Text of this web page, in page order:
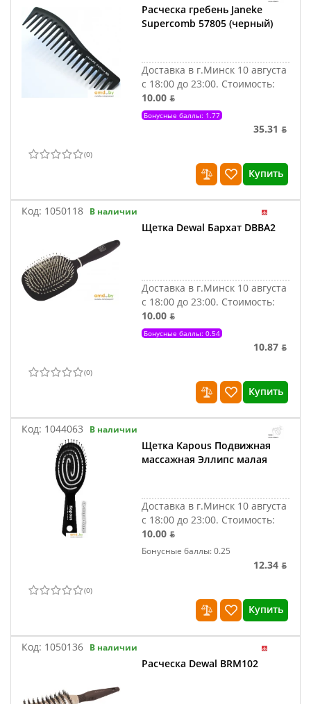
Расческа гребень Janeke
Supercomb 57805 (черный)
Доставка в г.Минск 10 августа
с 18:00 до 23:00. Стоимость:
10.00 ƃ
Бонусные баллы: 1.77
35.31 ƃ
(0)
Купить
Код: 1050118 В наличии
Щетка Dewal Бархат DBBA2
Доставка в г.Минск 10 августа
с 18:00 до 23:00. Стоимость:
10.00 ƃ
Бонусные баллы: 0.54
10.87 ƃ
(0)
Купить
Код: 1044063 В наличии
Щетка Kapous Подвижная
массажная Эллипс малая
Доставка в г.Минск 10 августа
с 18:00 до 23:00. Стоимость:
10.00 ƃ
Бонусные баллы: 0.25
12.34 ƃ
(0)
Купить
Код: 1050136 В наличии
Расческа Dewal BRM102